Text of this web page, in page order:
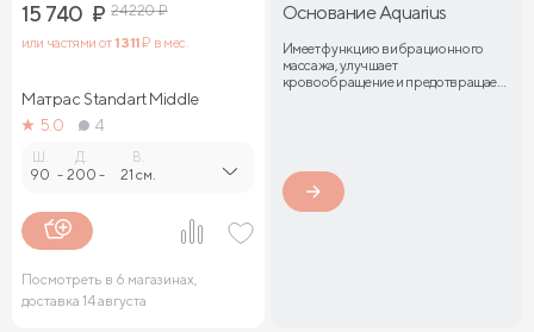
15 740 ₽ 24 220₽
или частями от1 311₽ в мес.
Матрас Standart Middle
5.0
4
90 -
Д.
200 -
В.
21 см.
Посмотреть в 6 магазинах,
доставка 14 августа
Основание Aquarius
Имеет функцию вибрационного
массажа, улучшает
кровообращение и предотвращает